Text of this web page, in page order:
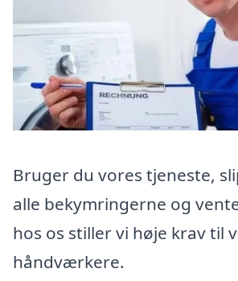
Bruger du vores tjeneste,
alle bekymringerne og
hos os stiller vi høje krav til
håndværkere.